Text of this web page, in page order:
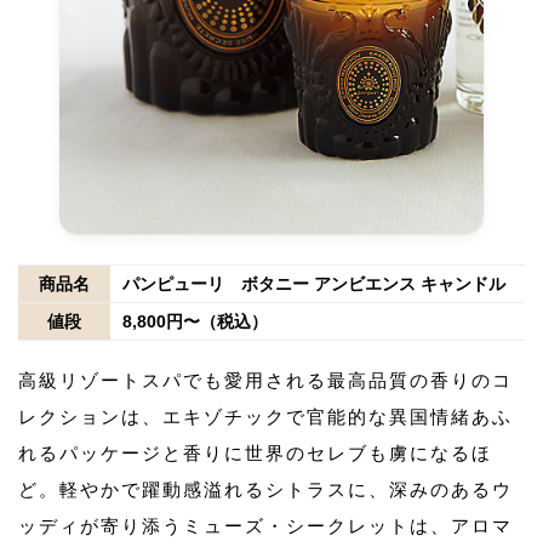
商品名
パンピューリ ボタニー アンビエンス キャンドル
値段
8,800円〜（税込）
高級リゾートスパでも愛用される最高品質の香りのコ
レクションは、エキゾチックで官能的な異国情緒あふ
れるパッケージと香りに世界のセレブも虜になるほ
ど。軽やかで躍動感溢れるシトラスに、深みのあるウ
ッディが寄り添うミューズ・シークレットは、アロマ